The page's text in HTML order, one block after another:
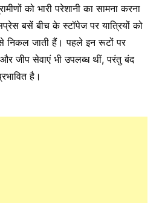
को भारी परेशानी का सामना करना
बसें बीच के स्टॉपेज पर यात्रियों को
निकल जाती हैं। पहले इन रूटों पर
जीप सेवाएं भी उपलब्ध थीं, परंतु बंद
है।